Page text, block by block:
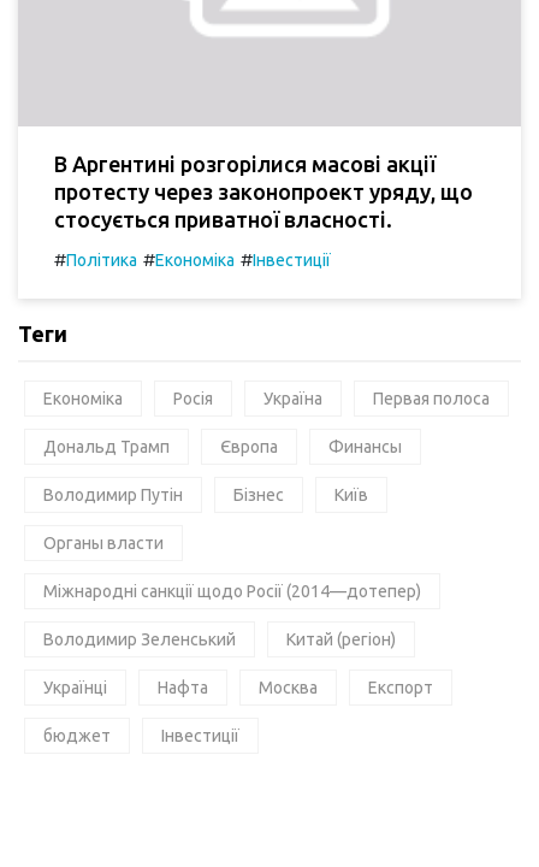
В Аргентині розгорілися масові акції
протесту через законопроект уряду, що
стосується приватної власності.
#Політика #Економіка #Інвестиції
Теги
Економіка Росія Україна Первая полоса
Дональд Трамп Європа Финансы
Володимир Путін Бізнес Київ
Органы власти
Міжнародні санкції щодо Росії (2014—дотепер)
Володимир Зеленський Китай (регіон)
Українці Нафта Москва Експорт
бюджет Інвестиції